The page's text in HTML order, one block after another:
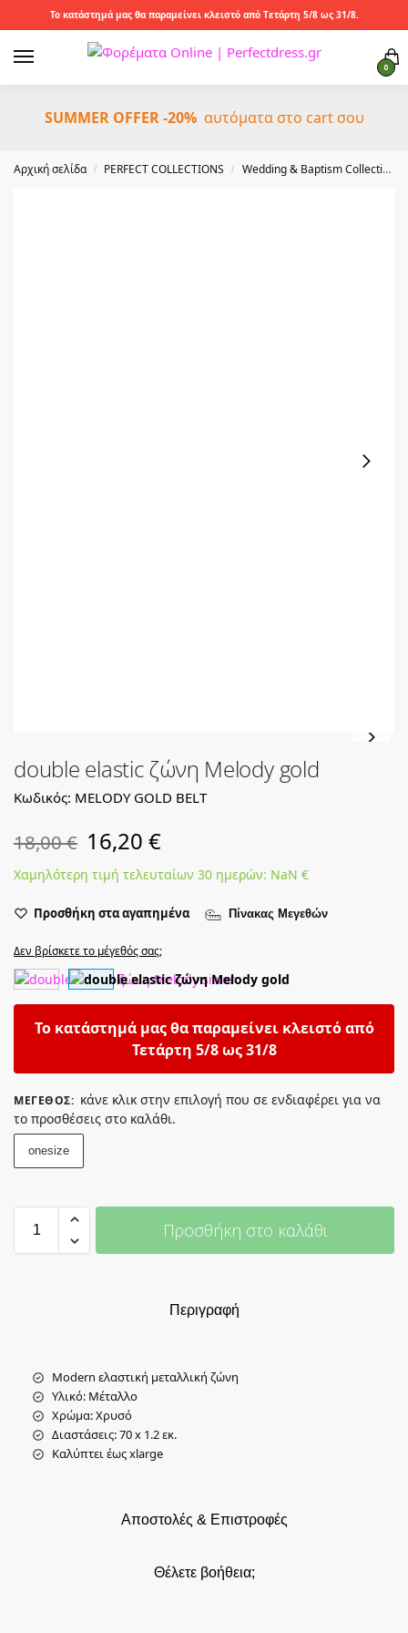
Το κατάστημά μας θα παραμείνει κλειστό από Τετάρτη 5/8 ως 31/8.
0
SUMMER OFFER -20%αυτόματα στο cart σου
Αρχική σελίδα / PERFECT COLLECTIONS / Wedding & Baptism Collection
double elastic ζώνη Melody gold
Κωδικός: MELODY GOLD BELT
18,00€ 16,20 €
Χαμηλότερη τιμή τελευταίων 30 ημερών: NaN €
Προσθήκη στα αγαπημένα Πίνακας Μεγεθών
Δεν βρίσκετε το μέγεθός σας;
Το κατάστημά μας θα παραμείνει κλειστό από
Τετάρτη 5/8 ως 31/8
ΜΈΓΕΘΟΣ: κάνε κλικ στην επιλογή που σε ενδιαφέρει για να
το προσθέσεις στο καλάθι.
onesize
Προσθήκη στο καλάθι
Περιγραφή
Αποστολές & Επιστροφές
Θέλετε βοήθεια;
Modern ελαστική μεταλλική ζώνη
Υλικό: Μέταλλο
Χρώμα: Χρυσό
Διαστάσεις: 70 x 1.2 εκ.
Καλύπτει έως xlarge